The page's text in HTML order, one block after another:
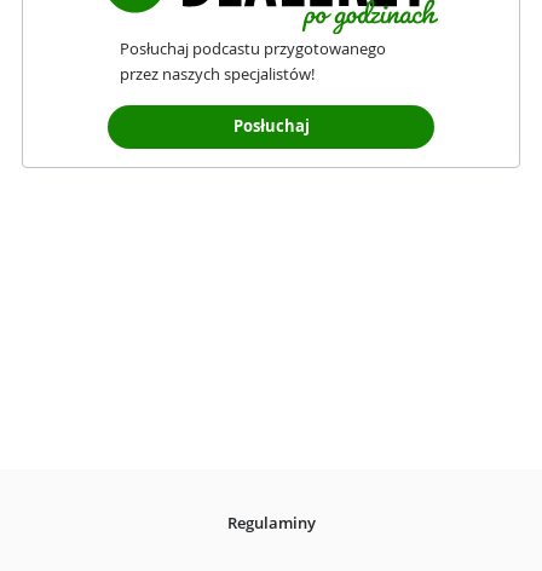
Posłuchaj podcastu przygotowanego
przez naszych specjalistów!
Posłuchaj
Regulaminy